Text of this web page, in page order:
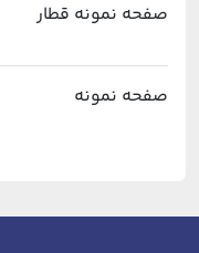
صفحه نمونه قطار
صفحه نمونه